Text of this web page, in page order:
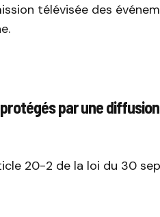
télévisée des
par une
20-2 de la loi du 30